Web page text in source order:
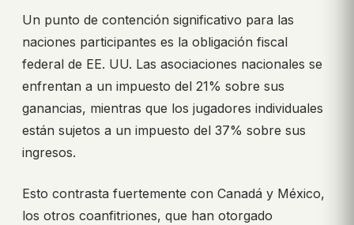
Un punto de contención significativo para las
naciones participantes es la obligación fiscal
federal de EE. UU. Las asociaciones nacionales se
enfrentan a un impuesto del 21% sobre sus
ganancias, mientras que los jugadores individuales
están sujetos a un impuesto del 37% sobre sus
ingresos.
Esto contrasta fuertemente con Canadá y México,
los otros coanfitriones, que han otorgado